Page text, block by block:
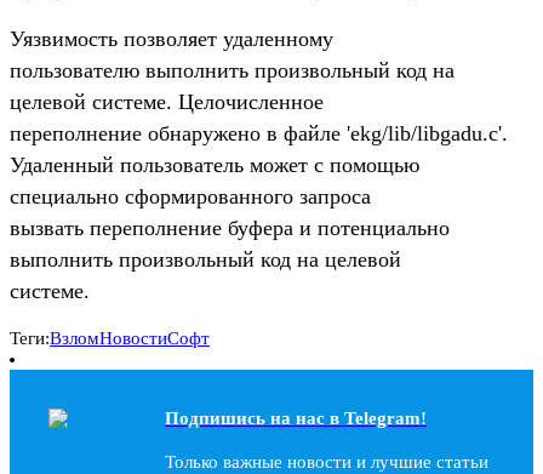
Уязвимость позволяет удаленному
пользователю выполнить произвольный код на
целевой системе. Целочисленное
переполнение обнаружено в файле 'ekg/lib/libgadu.c'.
Удаленный пользователь может с помощью
специально сформированного запроса
вызвать переполнение буфера и потенциально
выполнить произвольный код на целевой
системе.
Теги:ВзломНовостиСофт
Подпишись на наc в Telegram!
Только важные новости и лучшие статьи